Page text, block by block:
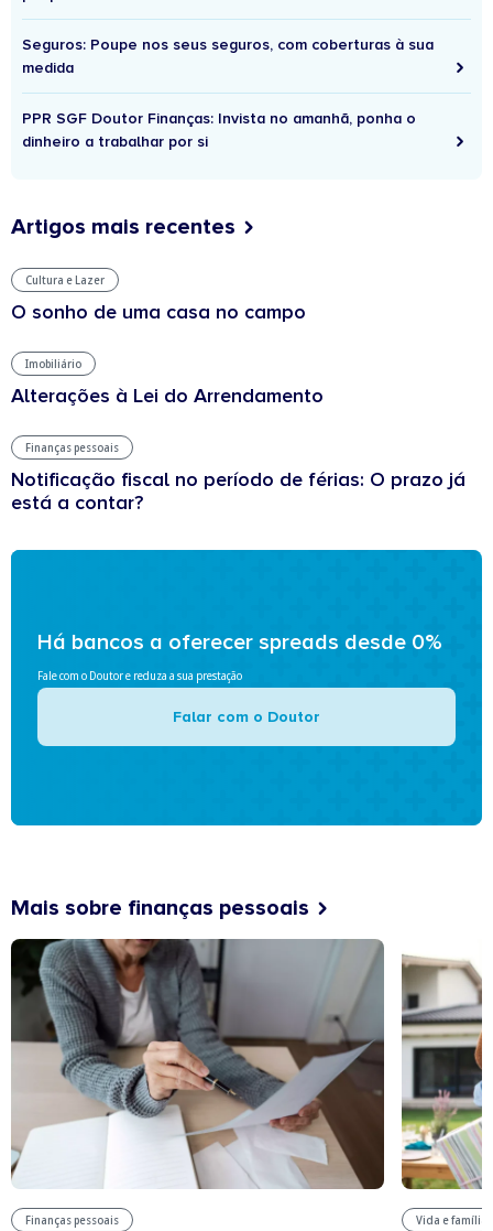
Seguros: Poupe nos seus seguros, com coberturas à sua
medida
PPR SGF Doutor Finanças: Invista no amanhã, ponha o
dinheiro a trabalhar por si
Artigos mais recentes
Cultura e Lazer
O sonho de uma casa no campo
Imobiliário
Alterações à Lei do Arrendamento
Finanças pessoais
Notificação fiscal no período de férias: O prazo já
está a contar?
Há bancos a oferecer spreads desde 0%
Fale com o Doutor e reduza a sua prestação
Falar com o Doutor
Mais sobre finanças pessoais
Finanças pessoais Vida e família